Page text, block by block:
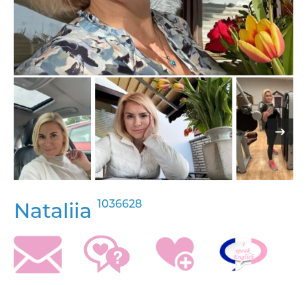
Nataliia 1036628